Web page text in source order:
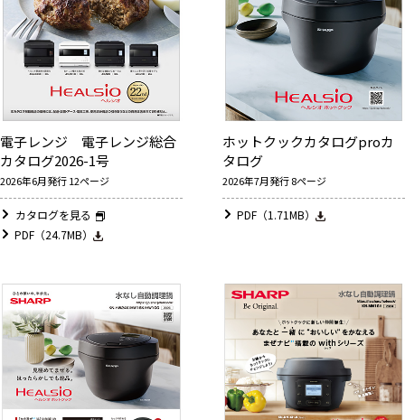
電子レンジ 電子レンジ総合
カタログ2026-1号
2026年6月発行 12ページ
カタログを見る
PDF（24.7MB）
ホットクックカタログproカ
タログ
2026年7月発行 8ページ
PDF（1.71MB）